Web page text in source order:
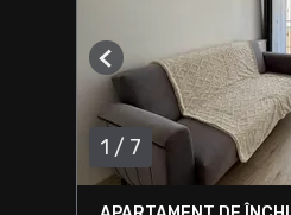
1 / 7
Previous